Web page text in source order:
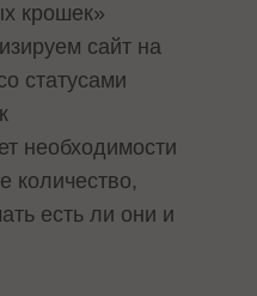
крошек»
сайт на
статусами
необходимости
количество,
есть ли они и